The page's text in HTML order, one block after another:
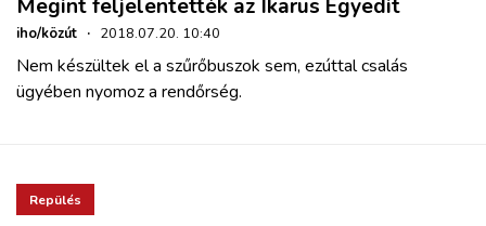
Megint feljelentették az Ikarus Egyedit
iho/közút · 2018.07.20. 10:40
Nem készültek el a szűrőbuszok sem, ezúttal csalás
ügyében nyomoz a rendőrség.
Repülés